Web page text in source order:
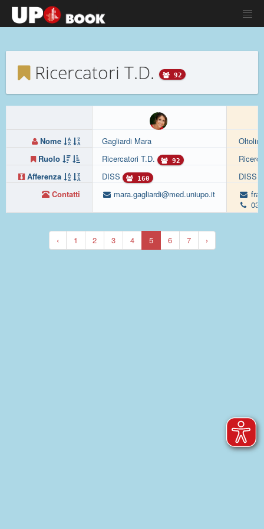
Ricercatori T.D. 92
Nome
Ruolo
Afferenza
Contatti
Gagliardi Mara
Ricercatori T.D.
92
DISS 160
mara.gagliardi@med.uniupo.it
DISS
‹ 1 2 3 4 5 6 7 ›